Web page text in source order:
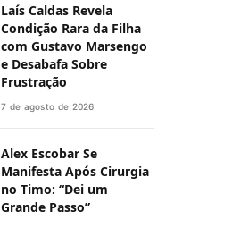
Laís Caldas Revela
Condição Rara da Filha
com Gustavo Marsengo
e Desabafa Sobre
Frustração
7 de agosto de 2026
Alex Escobar Se
Manifesta Após Cirurgia
no Timo: “Dei um
Grande Passo”